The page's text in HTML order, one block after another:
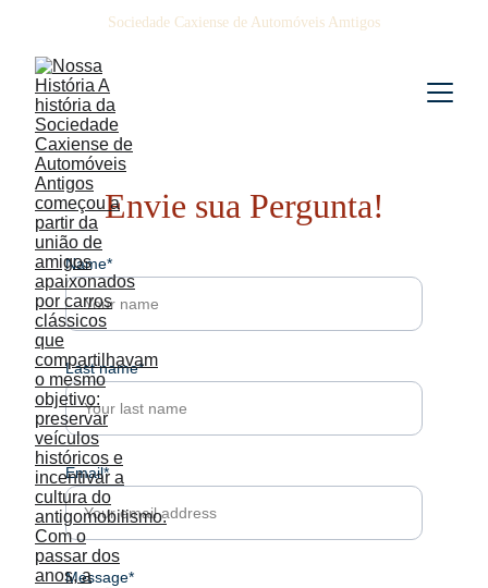
Sociedade Caxiense de Automóveis Amtigos
Envie sua Pergunta!
Name*
Last name*
Email*
Message*